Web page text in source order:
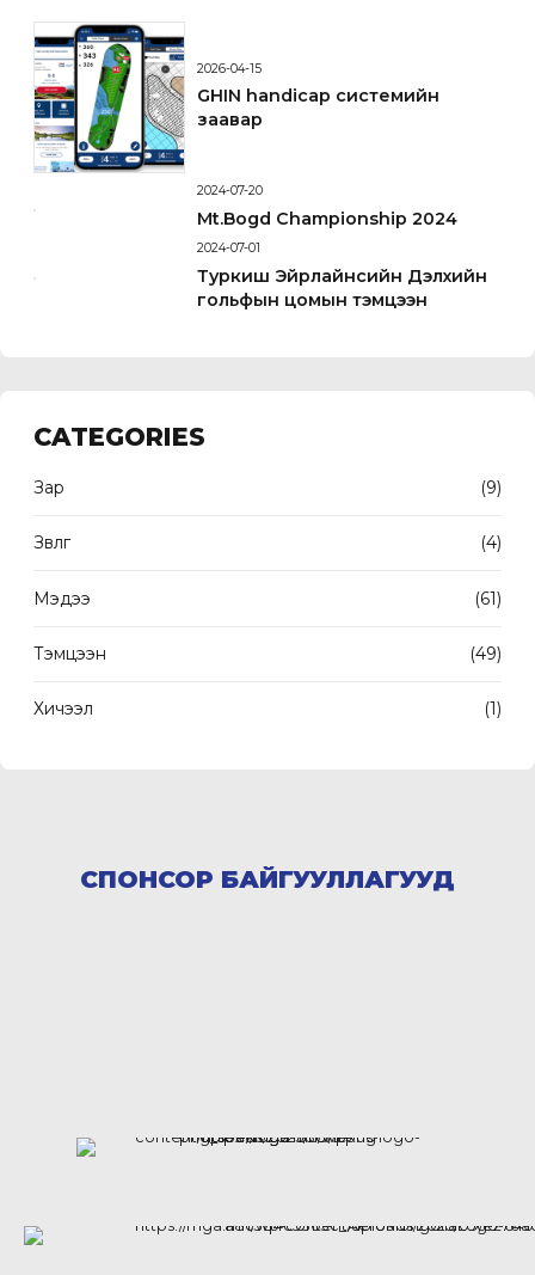
2026-04-15
GHIN handicap системийн
заавар
2024-07-20
Mt.Bogd Championship 2024
2024-07-01
Туркиш Эйрлайнсийн Дэлхийн
гольфын цомын тэмцээн
CATEGORIES
Зар (9)
Зөвлөгөө (4)
Мэдээ (61)
Тэмцээн (49)
Хичээл (1)
СПОНСОР БАЙГУУЛЛАГУУД